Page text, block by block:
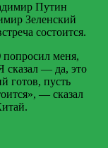
Путин
Зеленский
состоится.
попросил меня,
сказал — да, это
готов, пусть
— сказал